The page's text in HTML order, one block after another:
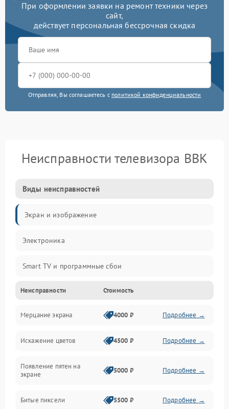
При оформлении заявки на ремонт техники через
сайт,
действует персональная бессрочная скидка
Отправляя, Вы соглашаетесь с политикой конфиденциальности
Неисправности телевизора BBK
Виды неисправностей
Экран и изображение
Электроника
Smart TV и программные сбои
Питание и запуск
Подсветка и LED-модули
Звук и аудиосистема
Сигнал и приём каналов
Неисправности Стоимость
Мерцание экрана 4000 ₽ Подробнее →
Искажение цветов 4500 ₽ Подробнее →
Появление пятен на
экране
5000 ₽ Подробнее →
Битые пиксели 5500 ₽ Подробнее →